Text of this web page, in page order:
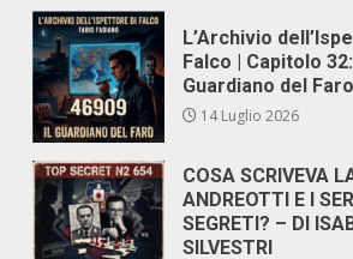
L’Archivio
Falco | Capitolo
Guardiano del Faro
14 Luglio 2026
COSA SCRIVEVA
ANDREOTTI E I
SEGRETI? – DI
SILVESTRI